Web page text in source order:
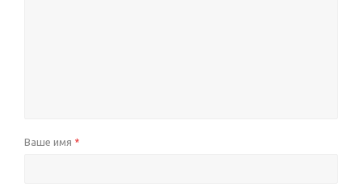
Ваше имя *